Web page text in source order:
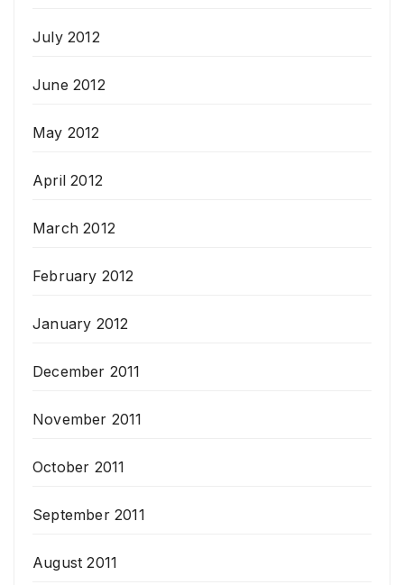
July 2012
June 2012
May 2012
April 2012
March 2012
February 2012
January 2012
December 2011
November 2011
October 2011
September 2011
August 2011